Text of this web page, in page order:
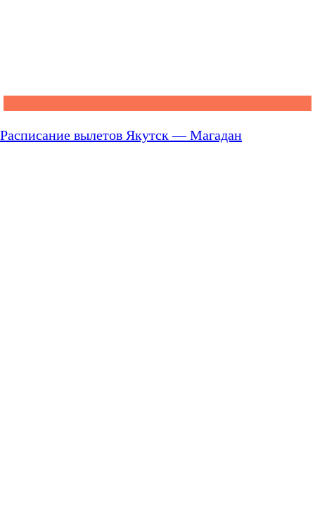
Расписание вылетов Якутск — Магадан